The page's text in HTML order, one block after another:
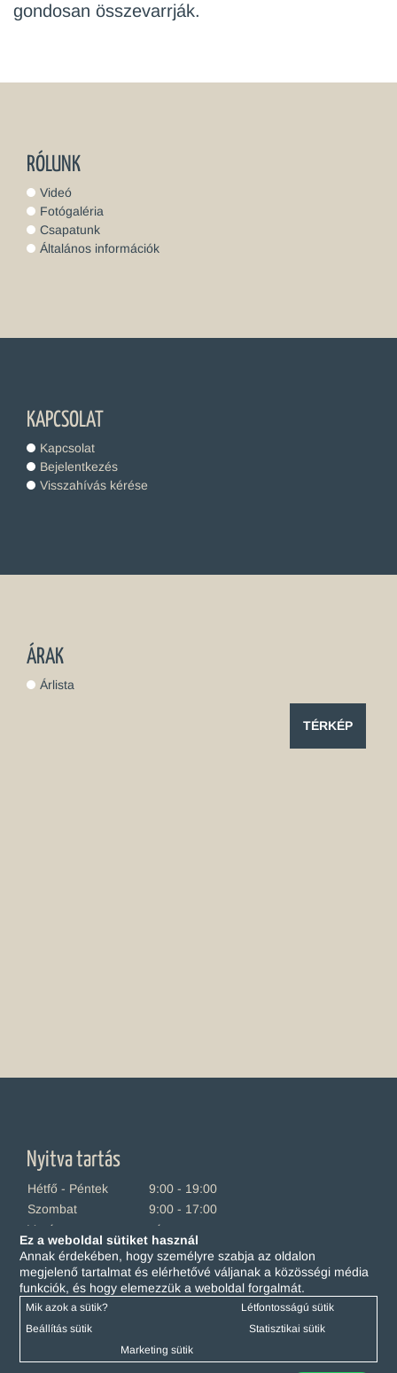
gondosan összevarrják.
RÓLUNK
Videó
Fotógaléria
Csapatunk
Általános információk
KAPCSOLAT
Kapcsolat
Bejelentkezés
Visszahívás kérése
ÁRAK
Árlista
TÉRKÉP
Nyitva tartás
Hétfő - Péntek
9:00 - 19:00
Szombat
9:00 - 17:00
Vasárnap
zárva
KÖZÖSSÉGI OLDALAK
Ez a weboldal sütiket használ
Annak érdekében, hogy személyre szabja az oldalon
megjelenő tartalmat és elérhetővé váljanak a közösségi média
funkciók, és hogy elemezzük a weboldal forgalmát.
Mik azok a sütik?
Létfontosságú sütik
Beállítás sütik
Statisztikai sütik
Marketing sütik